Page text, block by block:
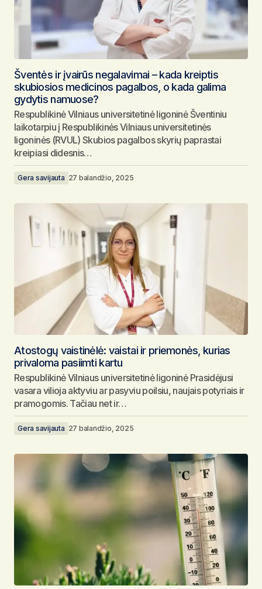
Šventės ir įvairūs negalavimai – kada kreiptis
skubiosios medicinos pagalbos, o kada galima
gydytis namuose?
Respublikinė Vilniaus universitetinė ligoninė Šventiniu
laikotarpiu į Respublikinės Vilniaus universitetinės
ligoninės (RVUL) Skubios pagalbos skyrių paprastai
kreipiasi didesnis…
Gera savijauta 27 balandžio, 2025
Atostogų vaistinėlė: vaistai ir priemonės, kurias
privaloma pasiimti kartu
Respublikinė Vilniaus universitetinė ligoninė Prasidėjusi
vasara vilioja aktyviu ar pasyviu poilsiu, naujais potyriais ir
pramogomis. Tačiau net ir…
Gera savijauta 27 balandžio, 2025